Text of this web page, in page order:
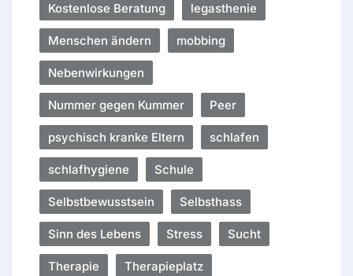
Kostenlose Beratung legasthenie
Menschen ändern mobbing
Nebenwirkungen
Nummer gegen Kummer Peer
psychisch kranke Eltern schlafen
schlafhygiene Schule
Selbstbewusstsein Selbsthass
Sinn des Lebens Stress Sucht
Therapie Therapieplatz